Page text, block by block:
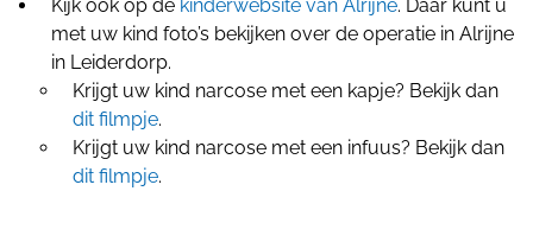
Kijk ook op de kinderwebsite van Alrijne. Daar kunt u
met uw kind foto’s bekijken over de operatie in Alrijne
in Leiderdorp.
Krijgt uw kind narcose met een kapje? Bekijk dan
dit filmpje.
Krijgt uw kind narcose met een infuus? Bekijk dan
dit filmpje.